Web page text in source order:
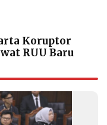
Koruptor
RUU Baru